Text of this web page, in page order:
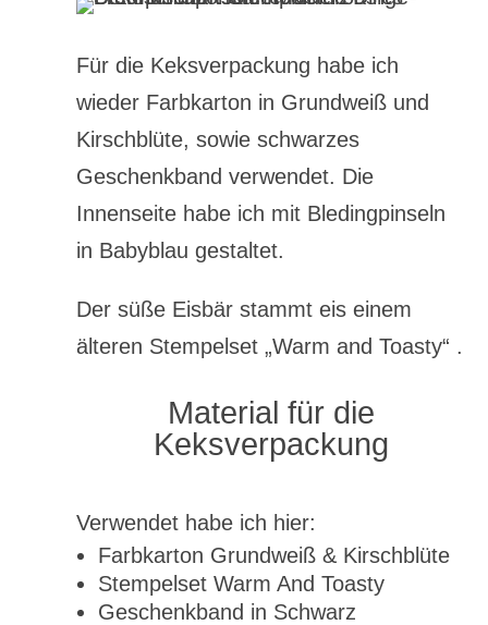
Für die Keksverpackung habe ich
wieder Farbkarton in Grundweiß und
Kirschblüte, sowie schwarzes
Geschenkband verwendet. Die
Innenseite habe ich mit Bledingpinseln
in Babyblau gestaltet.
Der süße Eisbär stammt eis einem
älteren Stempelset „Warm and Toasty“ .
Material für die
Keksverpackung
Verwendet habe ich hier:
Farbkarton Grundweiß & Kirschblüte
Stempelset Warm And Toasty
Geschenkband in Schwarz